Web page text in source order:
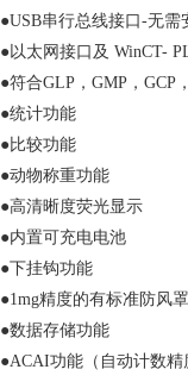
●USB串行总线接口 -无需
●以太网接口及 WinCT-
●符合GLP ， GMP ， GCP
●统计功能
●比较功能
●动物称重功能
●高清晰度荧光显示
●内置可充电电池
●下挂钩功能
●1mg精度的有标准防风罩
●数据存储功能
●ACAI功能（自动计数